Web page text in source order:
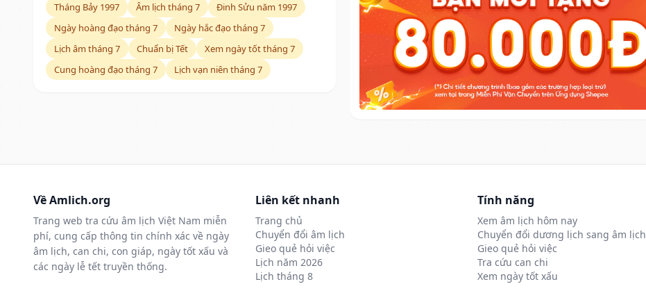
Tháng Bảy 1997 Âm lịch tháng 7
Đinh Sửu năm 1997
Ngày hoàng đạo tháng 7
Ngày hắc đạo tháng 7
Lịch âm tháng 7
Chuẩn bị Tết
Xem ngày tốt tháng 7
Cung hoàng đạo tháng 7
Lịch vạn niên tháng 7
Về Amlich.org
Trang web tra cứu âm lịch Việt Nam miễn
phí, cung cấp thông tin chính xác về ngày
âm lịch, can chi, con giáp, ngày tốt xấu và
các ngày lễ tết truyền thống.
Liên kết nhanh
Trang chủ
Chuyển đổi âm lịch
Gieo quẻ hỏi việc
Lịch năm 2026
Lịch tháng 8
Tính năng
Xem âm lịch hôm nay
Chuyển đổi dương lịch sang âm lịch
Gieo quẻ hỏi việc
Tra cứu can chi
Xem ngày tốt xấu